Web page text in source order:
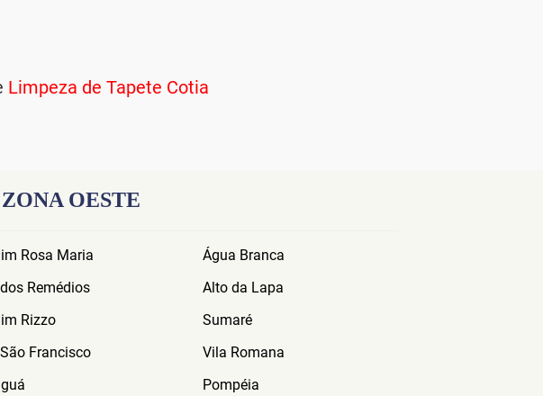
Limpeza de Tapete Cotia
OESTE
Rosa Maria
Remédios
Rizzo
Francisco
Água Branca
Alto da Lapa
Sumaré
Vila Romana
Pompéia